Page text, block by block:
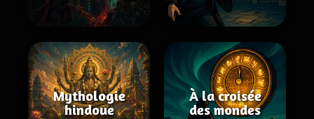
Mythologie
hindoue
À la croisée
des mondes